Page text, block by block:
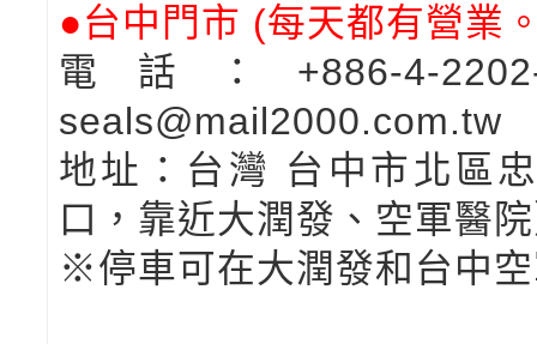
●台中門市 (每天都有營業
電話：+886-4-
seals@mail2000.com.tw
地址：台灣 台中市北區
口，靠近大潤發、空軍醫
※停車可在大潤發和台中